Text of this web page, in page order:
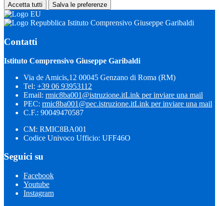
Accetta tutti Salva le preferenze
Istituto Comprensivo Giuseppe Garibaldi
Contatti
Istituto Comprensivo Giuseppe Garibaldi
Via de Amicis,12 00045 Genzano di Roma (RM)
Tel: +39 06 93953112
Email: rmic8ba001@istruzione.itLink per inviare una mail
PEC: rmic8ba001@pec.istruzione.itLink per inviare una mail
C.F.: 90049470587
CM: RMIC8BA001
Codice Univoco Ufficio: UFF46O
Seguici su
Facebook
Youtube
Instagram